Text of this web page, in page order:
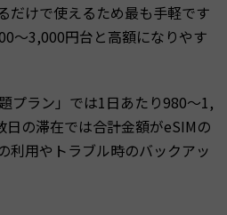
だけで使えるため最も手軽です
〜3,000円台と高額になりやす
プラン」では1日あたり980〜1,
の滞在では合計金額がeSIMの
利用やトラブル時のバックアッ